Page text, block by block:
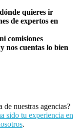
quieres ir
de expertos en
comisiones
nos cuentas lo bien
nuestras agencias?
sido tu experiencia en
.